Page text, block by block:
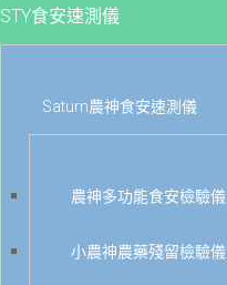
STY食安速測儀
Saturn農神食安速測儀
農神多功能食安檢驗儀
小農神農藥殘留檢驗儀